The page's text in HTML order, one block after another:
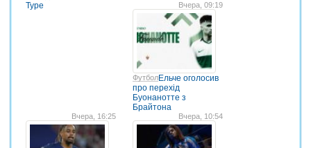
Туре
Вчера, 09:19
ФутболЕльче оголосив
про перехід
Буонанотте з
Брайтона
Вчера, 16:25 Вчера, 10:54